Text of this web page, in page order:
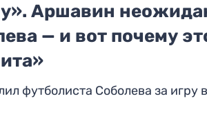
Аршавин
— и вот почему
футболиста Соболева за игру